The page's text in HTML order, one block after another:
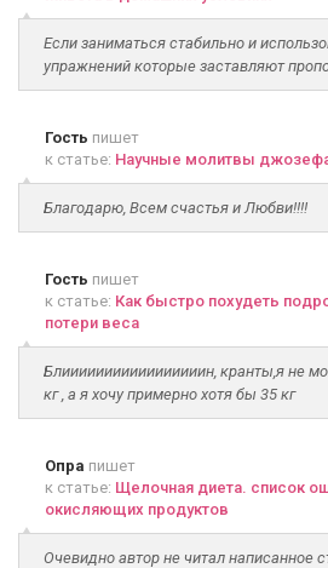
Если заниматься стабильно и
упражнений которые заставляют
Гость пишет
к статье: Научные молитвы
Благодарю, Всем счастья и Любви!!!!
Гость пишет
к статье: Как быстро похудеть
потери веса
Блииииииииииииииииин, кранты,я не
кг , а я хочу примерно хотя бы 35 кг
Опра пишет
к статье: Щелочная диета. список
окисляющих продуктов
Очевидно автор не читал написанное